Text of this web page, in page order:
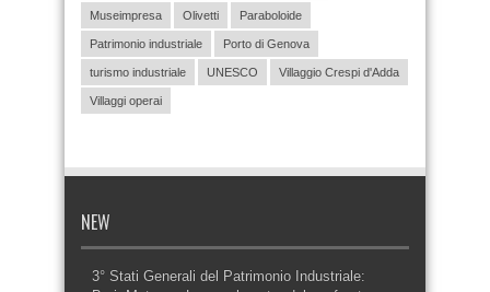
Museimpresa Olivetti Paraboloide
Patrimonio industriale Porto di Genova
turismo industriale UNESCO Villaggio Crespi d'Adda
Villaggi operai
NEW
3° Stati Generali del Patrimonio Industriale: